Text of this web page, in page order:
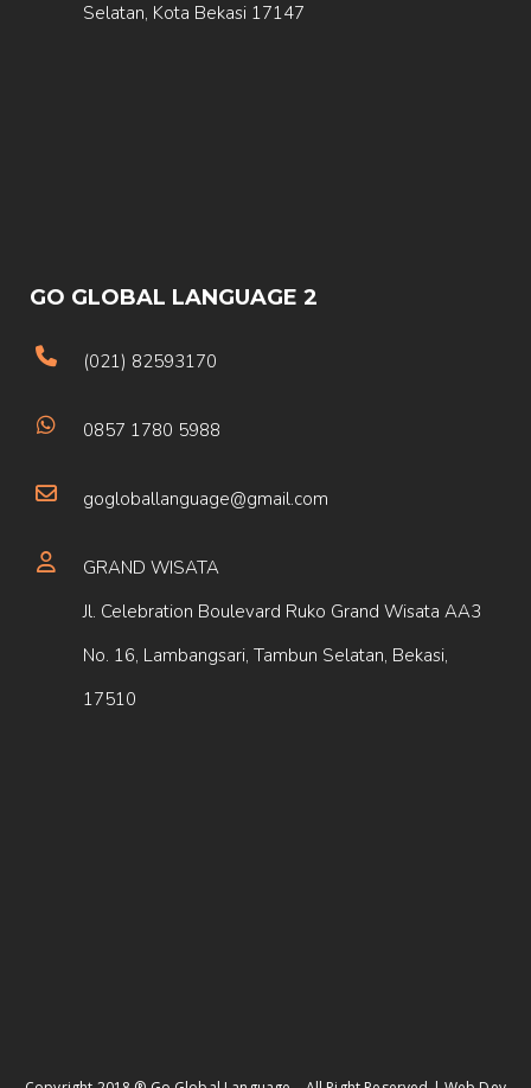
Selatan, Kota Bekasi 17147
GO GLOBAL LANGUAGE 2
(021) 82593170
0857 1780 5988
gogloballanguage@gmail.com
GRAND WISATA
Jl. Celebration Boulevard Ruko Grand Wisata AA3
No. 16, Lambangsari, Tambun Selatan, Bekasi,
17510